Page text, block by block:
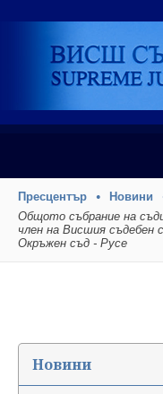
Пресцентър
Новини
Общото събрание на
член на Висшия съдебен
Окръжен съд - Русе
Новини